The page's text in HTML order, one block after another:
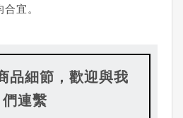
宜。
品細節，歡迎與我
們連繫